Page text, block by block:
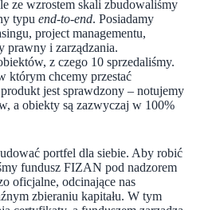
ze wzrostem skali zbudowaliśmy
typu end-to-end. Posiadamy
project managementu,
prawny i zarządzania.
z czego 10 sprzedaliśmy.
którym chcemy przestać
jest sprawdzony – notujemy
a obiekty są zazwyczaj w 100%
portfel dla siebie. Aby robić
fundusz FIZAN pod nadzorem
oficjalne, odcinające nas
zbieraniu kapitału. W tym